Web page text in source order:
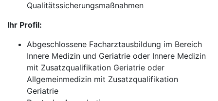
Qualitätssicherungsmaßnahmen
Ihr Profil:
Abgeschlossene Facharztausbildung im Bereich
Innere Medizin und Geriatrie oder Innere Medizin
mit Zusatzqualifikation Geriatrie oder
Allgemeinmedizin mit Zusatzqualifikation
Geriatrie